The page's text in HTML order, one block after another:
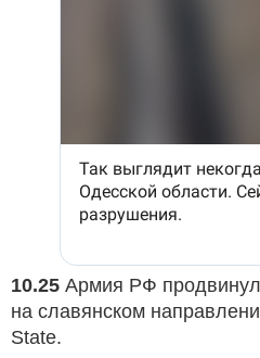
10.25 Армия РФ
на славянском
State.